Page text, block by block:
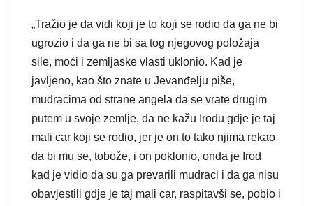
„Tražio je da vidi koji je to koji se rodio da ga ne bi
ugrozio i da ga ne bi sa tog njegovog položaja
sile, moći i zemljaske vlasti uklonio. Kad je
javljeno, kao što znate u Jevanđelju piše,
mudracima od strane angela da se vrate drugim
putem u svoje zemlje, da ne kažu Irodu gdje je taj
mali car koji se rodio, jer je on to tako njima rekao
da bi mu se, tobože, i on poklonio, onda je Irod
kad je vidio da su ga prevarili mudraci i da ga nisu
obavjestili gdje je taj mali car, raspitavši se, pobio i